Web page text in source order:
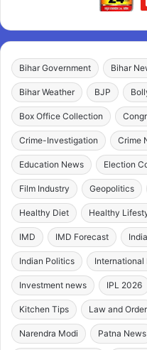
Bihar Government Bihar
Bihar Weather BJP
Box Office Collection
Crime-Investigation Crime
Education News Election
Film Industry Geopolitics
Healthy Diet Healthy
IMD IMD Forecast
Indian Politics International
Investment news IPL 2026
Kitchen Tips Law and Order
Narendra Modi Patna News